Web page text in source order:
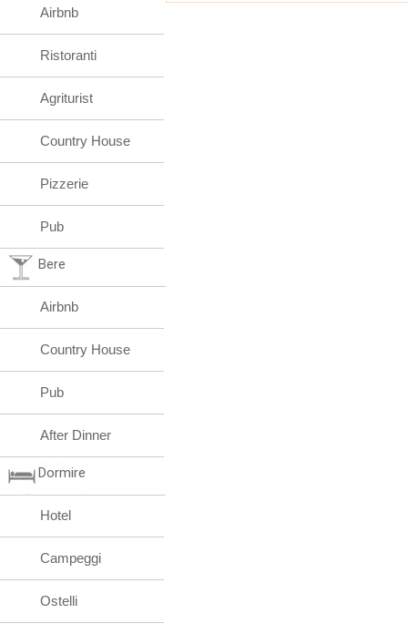
Airbnb
Ristoranti
Agriturist
Country House
Pizzerie
Pub
Bere
Airbnb
Country House
Pub
After Dinner
Dormire
Hotel
Campeggi
Ostelli